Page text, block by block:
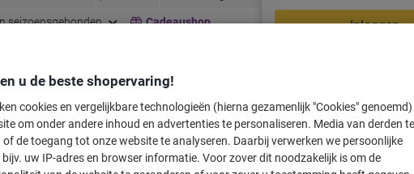
Inloggen
seizoensgebonden Cadeaushop
voor uw printer
Kies merk, reeks en model uit de opties hieronder
u de beste shopervaring!
cookies en vergelijkbare technologieën (hierna gezamenlijk "Cookies"
om onder andere inhoud en advertenties te personaliseren. Media van derden te
of de toegang tot onze website te analyseren. Daarbij verwerken we persoonlijke
bijv. uw IP-adres en browser informatie. Voor zover dit noodzakelijk is om de